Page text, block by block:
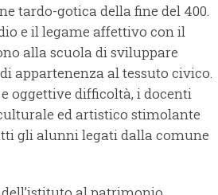
tardo-gotica della fine del 400.
e il legame affettivo con il
alla scuola di sviluppare
appartenenza al tessuto civico.
oggettive difficoltà, i docenti
ed artistico stimolante
gli alunni legati dalla comune